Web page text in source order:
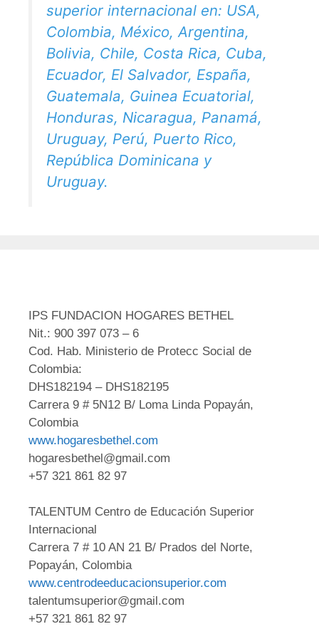
superior internacional en: USA,
Colombia, México, Argentina,
Bolivia, Chile, Costa Rica, Cuba,
Ecuador, El Salvador, España,
Guatemala, Guinea Ecuatorial,
Honduras, Nicaragua, Panamá,
Uruguay, Perú, Puerto Rico,
República Dominicana y
Uruguay.
IPS FUNDACION HOGARES BETHEL
Nit.: 900 397 073 – 6
Cod. Hab. Ministerio de Protecc Social de
Colombia:
DHS182194 – DHS182195
Carrera 9 # 5N12 B/ Loma Linda Popayán,
Colombia
www.hogaresbethel.com
hogaresbethel@gmail.com
+57 321 861 82 97
TALENTUM Centro de Educación Superior
Internacional
Carrera 7 # 10 AN 21 B/ Prados del Norte,
Popayán, Colombia
www.centrodeeducacionsuperior.com
talentumsuperior@gmail.com
+57 321 861 82 97